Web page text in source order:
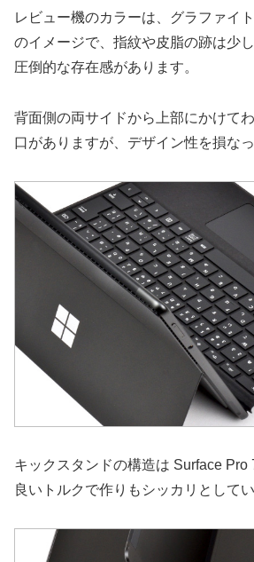
レビュー機のカラーは、グラファイ
のイメージで、指紋や皮脂の跡は少
圧倒的な存在感があります。
背面側の両サイドから上部にかけて
口がありますが、デザイン性を損なっ
キックスタンドの構造は Surface Pro
良いトルクで作りもシッカリとしてい